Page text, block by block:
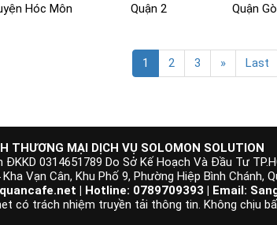
Hóc Môn Quận 2 Quận
1 2 3 » Last
THƯƠNG MẠI DỊCH VỤ SOLOMON SOLUTION
ĐKKD 0314651789 Do Sở Kế Hoạch Và Đầu Tư
Vạn Cân, Khu Phố 9, Phường Hiệp Bình Chánh,
| Hotline: 0789709393 | Email:
có trách nhiệm truyền tải thông tin. Không chịu